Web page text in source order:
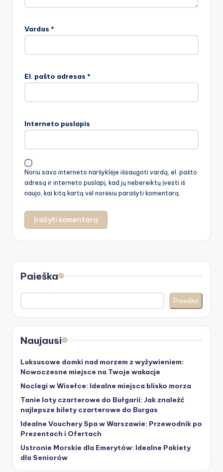
Vardas *
El. pašto adresas *
Interneto puslapis
Noriu savo interneto naršyklėje išsaugoti vardą, el. pašto
adresą ir interneto puslapį, kad jų nebereiktų įvesti iš
naujo, kai kitą kartą vėl norėsiu parašyti komentarą.
Paieška
Paieška
Naujausi
Luksusowe domki nad morzem z wyżywieniem:
Nowoczesne miejsce na Twoje wakacje
Noclegi w Wisełce: Idealne miejsca blisko morza
Tanie loty czarterowe do Bułgarii: Jak znaleźć
najlepsze bilety czarterowe do Burgas
Idealne Vouchery Spa w Warszawie: Przewodnik po
Prezentach i Ofertach
Ustronie Morskie dla Emerytów: Idealne Pakiety
dla Seniorów